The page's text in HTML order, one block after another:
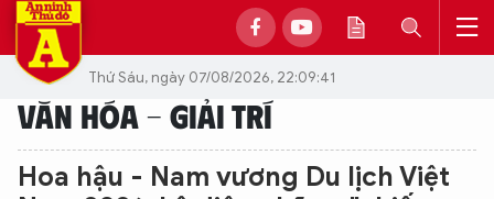
Thứ Sáu, ngày 07/08/2026, 22:09:41
VĂN HÓA - GIẢI TRÍ
Hoa hậu - Nam vương Du lịch Việt